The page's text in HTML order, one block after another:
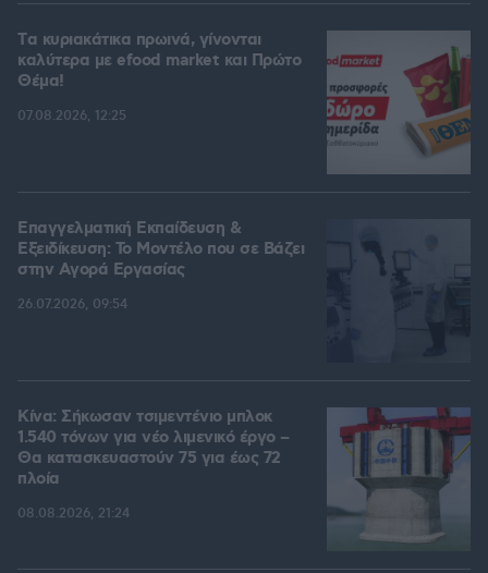
Tα κυριακάτικα πρωινά, γίνονται
καλύτερα με efood market και Πρώτο
Θέμα!
07.08.2026, 12:25
Επαγγελματική Εκπαίδευση &
Εξειδίκευση: Το Mοντέλο που σε Bάζει
στην Aγορά Eργασίας
26.07.2026, 09:54
Κίνα: Σήκωσαν τσιμεντένιο μπλοκ
1.540 τόνων για νέο λιμενικό έργο –
Θα κατασκευαστούν 75 για έως 72
πλοία
08.08.2026, 21:24